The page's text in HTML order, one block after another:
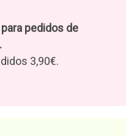
pedidos de
3,90€.